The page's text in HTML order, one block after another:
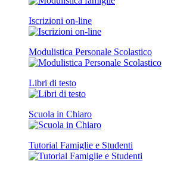
Iscrizioni on-line
Modulistica Personale Scolastico
Libri di testo
Scuola in Chiaro
Tutorial Famiglie e Studenti